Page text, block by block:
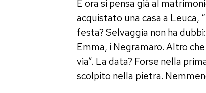
E ora si pensa già al
acquistato una casa a Leuca,
festa? Selvaggia non ha
Emma, i Negramaro. Altro
via”. La data? Forse nella
scolpito nella pietra.